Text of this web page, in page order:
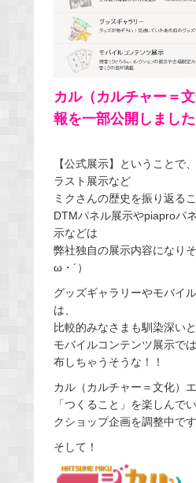
カル（カルチャー＝
報を一部公開しまし
【公式展示】ということで
ラスト展示など
ミクさんの歴史を振り返る
DTMパネル展示やpiaproパ
示などは
弊社独自の展示内容になり
ω・´）
グッズギャラリーやモバイ
は、
比較的みなさまも馴染深い
モバイルコンテンツ展示で
布しちゃうそうな！！
カル（カルチャー＝文化）
「つくること」を楽しんで
クショップ企画を調整中で
そして！